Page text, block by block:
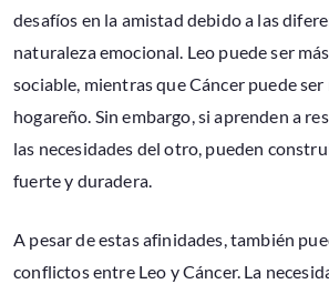
desafíos en la amistad debido a las
naturaleza emocional. Leo puede ser
sociable, mientras que Cáncer puede
hogareño. Sin embargo, si aprenden a
las necesidades del otro, pueden
fuerte y duradera.
A pesar de estas afinidades, también
conflictos entre Leo y Cáncer. La